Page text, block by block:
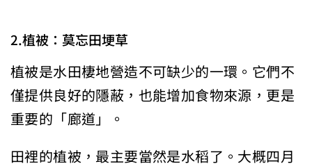
2.植被：莫忘田埂草
植被是水田棲地營造不可缺少的一環。它們不
僅提供良好的隱蔽，也能增加食物來源，更是
重要的「廊道」。
田裡的植被，最主要當然是水稻了。大概四月